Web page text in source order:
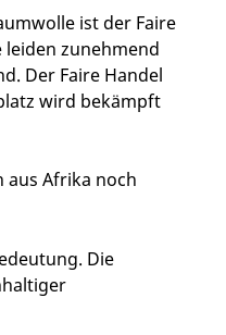
ist der Faire
leiden zunehmend
Der Faire Handel
wird bekämpft
aus Afrika noch
Die